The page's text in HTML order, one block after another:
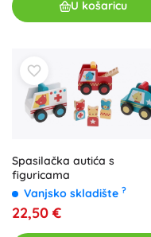
U košaricu
Spasilačka autića s
figuricama
Vanjsko skladište ?
22,50 €